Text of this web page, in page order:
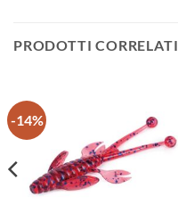
PRODOTTI CORRELATI
-14%